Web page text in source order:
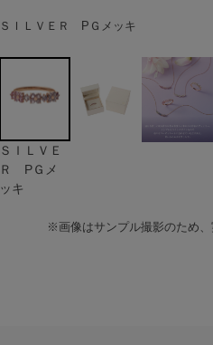
ＳＩＬＶＥＲ PＧメッキ
ＳＩＬＶＥ
Ｒ PＧメ
ッキ
※画像はサンプル撮影のため、